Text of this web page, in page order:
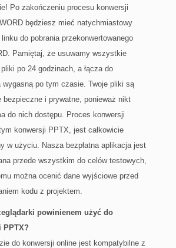
Po zakończeniu procesu konwersji
będziesz mieć natychmiastowy
do pobrania przekonwertowanego
Pamiętaj, że usuwamy wszystkie
pliki po 24 godzinach, a łącza do
wygasną po tym czasie. Twoje pliki są
bezpieczne i prywatne, ponieważ nikt
do nich dostępu. Proces konwersji
konwersji PPTX, jest całkowicie
w użyciu. Nasza bezpłatna aplikacja jest
przede wszystkim do celów testowych,
można ocenić dane wyjściowe przed
kodu z projektem.
powinienem użyć do
PPTX?
do konwersji online jest kompatybilne z